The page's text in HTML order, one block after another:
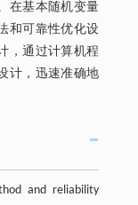
在基本随机变量
和可靠性优化设
，通过计算机程
计，迅速准确地
and reliability